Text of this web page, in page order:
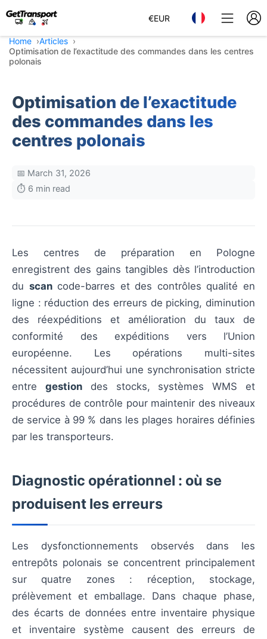
€EUR
Home
Articles
Optimisation de l’exactitude des commandes dans les centres
polonais
Optimisation de l’exactitude
des commandes dans les
centres polonais
📅 March 31, 2026
⏱️ 6 min read
Les centres de préparation en Pologne
enregistrent des gains tangibles dès l’introduction
du scancode-barres et des contrôles qualité en
ligne : réduction des erreurs de picking, diminution
des réexpéditions et amélioration du taux de
conformité des expéditions vers l’Union
européenne. Les opérations multi-sites
nécessitent aujourd’hui une synchronisation stricte
entre gestiondes stocks, systèmes WMS et
procédures de contrôle pour maintenir des niveaux
de service à 99 % dans les plages horaires définies
par les transporteurs.
Diagnostic opérationnel : où se
produisent les erreurs
Les dysfonctionnements observés dans les
entrepôts polonais se concentrent principalement
sur quatre zones : réception, stockage,
prélèvement et emballage. Dans chaque phase,
des écarts de données entre inventaire physique
et inventaire système causent des erreurs de